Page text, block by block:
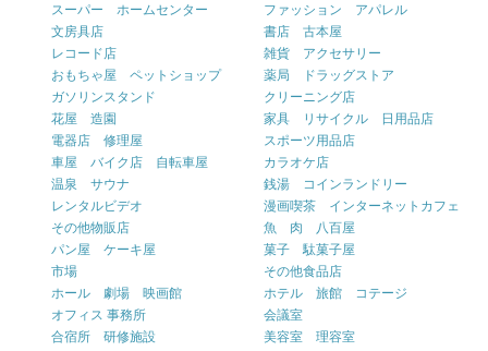
スーパー ホームセンター
ファッション アパレル
文房具店
書店 古本屋
レコード店
雑貨 アクセサリー
おもちゃ屋 ペットショップ
薬局 ドラッグストア
ガソリンスタンド
クリーニング店
花屋 造園
家具 リサイクル 日用品店
電器店 修理屋
スポーツ用品店
車屋 バイク店 自転車屋
カラオケ店
温泉 サウナ
銭湯 コインランドリー
レンタルビデオ
漫画喫茶 インターネットカフェ
その他物販店
魚 肉 八百屋
パン屋 ケーキ屋
菓子 駄菓子屋
市場
その他食品店
ホール 劇場 映画館
ホテル 旅館 コテージ
オフィス 事務所
会議室
合宿所 研修施設
美容室 理容室